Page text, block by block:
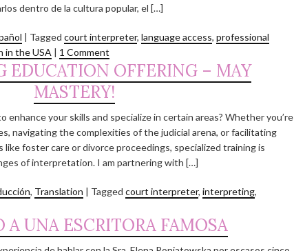
dentro de la cultura popular, el […]
| Tagged court interpreter, language access, professional
in the USA | 1 Comment
EDUCATION OFFERING – MAY
MASTERY!
your skills and specialize in certain areas? Whether you’re
navigating the complexities of the judicial arena, or facilitating
foster care or divorce proceedings, specialized training is
of interpretation. I am partnering with […]
, Translation | Tagged court interpreter, interpreting,
A UNA ESCRITORA FAMOSA